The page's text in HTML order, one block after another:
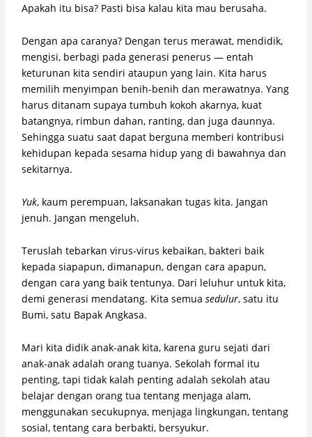
Apakah itu bisa? Pasti bisa kalau kita mau berusaha.
Dengan apa caranya? Dengan terus merawat, mendidik,
mengisi, berbagi pada generasi penerus — entah
keturunan kita sendiri ataupun yang lain. Kita harus
memilih menyimpan benih-benih dan merawatnya. Yang
harus ditanam supaya tumbuh kokoh akarnya, kuat
batangnya, rimbun dahan, ranting, dan juga daunnya.
Sehingga suatu saat dapat berguna memberi kontribusi
kehidupan kepada sesama hidup yang di bawahnya dan
sekitarnya.
Yuk, kaum perempuan, laksanakan tugas kita. Jangan
jenuh. Jangan mengeluh.
Teruslah tebarkan virus-virus kebaikan, bakteri baik
kepada siapapun, dimanapun, dengan cara apapun,
dengan cara yang baik tentunya. Dari leluhur untuk kita,
demi generasi mendatang. Kita semuasedulur, satu itu
Bumi, satu Bapak Angkasa.
Mari kita didik anak-anak kita, karena guru sejati dari
anak-anak adalah orang tuanya. Sekolah formal itu
penting, tapi tidak kalah penting adalah sekolah atau
belajar dengan orang tua tentang menjaga alam,
menggunakan secukupnya, menjaga lingkungan, tentang
sosial, tentang cara berbakti, bersyukur.